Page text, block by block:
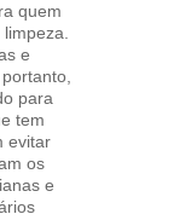
quem
e
para
tem
evitar
os
e